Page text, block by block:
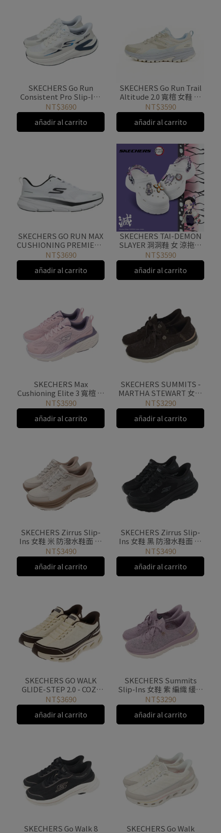
SKECHERS Go Run
Consistent Pro Slip-Ins
男鞋 慢跑鞋 白
221143WHT
NT$3690
añadir al carrito
SKECHERS Go Run Trail
Altitude 2.0 寬楦 女鞋 防
潑水 緩衝 129533WNTBL
NT$3590
añadir al carrito
SKECHERS GO RUN MAX
CUSHIONING PREMIER 3
運動鞋 男 跑步
221220WBK
NT$3690
añadir al carrito
SKECHERS TAI-DEMON
SLAYER 洞洞鞋 女 涼拖鞋
鬼滅之刃聯名款-胡蝶忍款
800037WPK
NT$3590
añadir al carrito
SKECHERS Max
Cushioning Elite 3 寬楦 慢
跑 運動鞋女鞋 粉紅 厚底
129720WPNK
NT$3590
añadir al carrito
SKECHERS SUMMITS -
MARTHA STEWART 女鞋
棕 針織 緩衝 150285BRN
NT$3290
añadir al carrito
SKECHERS Zirrus Slip-
Ins 女鞋 米 防潑水鞋面 厚
底 緩衝 支撐 180265TAN
NT$3490
añadir al carrito
SKECHERS Zirrus Slip-
Ins 女鞋 黑 防潑水鞋面 厚
底 緩衝 支撐 180265BBK
NT$3490
añadir al carrito
SKECHERS GO WALK
GLIDE-STEP 2.0 - COZY
FIT 健走鞋 瞬穿
217035TNBR
NT$3690
añadir al carrito
SKECHERS Summits
Slip-Ins 女鞋 紫 編織 緩衝
健走鞋 150285DKMV
NT$3290
añadir al carrito
SKECHERS Go Walk 8
SKECHERS Go Walk